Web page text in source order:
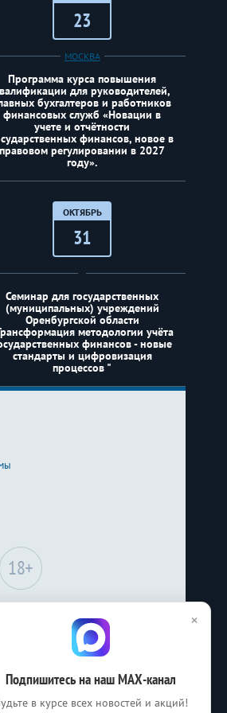
23
МОСКВА
Программа курса повышения
для руководителей,
бухгалтеров и работников
финансовых служб «Новации в
учете и отчётности
финансов, новое в
правовом регулировании в 2027
году».
ОКТЯБРЬ
31
Семинар для государственных
(муниципальных) учреждений
Оренбургской области
методологии учёта
финансов - новые
стандарты и цифровизация
процессов "
может содержать
предназначенные для лиц
Контакты
×
Подпишитесь на наш МАХ-канал
в курсе всех новостей и акций!